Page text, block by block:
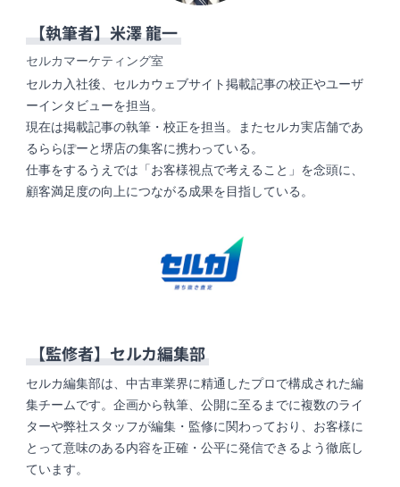
【執筆者】米澤 龍一
セルカマーケティング室
セルカ入社後、セルカウェブサイト掲載記事の校正やユーザ
ーインタビューを担当。
現在は掲載記事の執筆・校正を担当。またセルカ実店舗であ
るららぽーと堺店の集客に携わっている。
仕事をするうえでは「お客様視点で考えること」を念頭に、
顧客満足度の向上につながる成果を目指している。
【監修者】セルカ編集部
セルカ編集部は、中古車業界に精通したプロで構成された編
集チームです。企画から執筆、公開に至るまでに複数のライ
ターや弊社スタッフが編集・監修に関わっており、お客様に
とって意味のある内容を正確・公平に発信できるよう徹底し
ています。